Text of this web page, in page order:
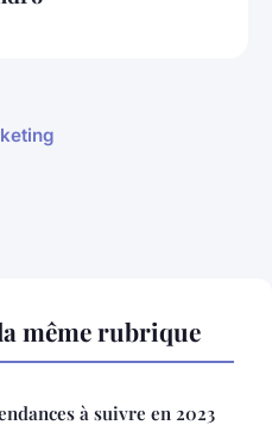
même rubrique
à suivre en 2023